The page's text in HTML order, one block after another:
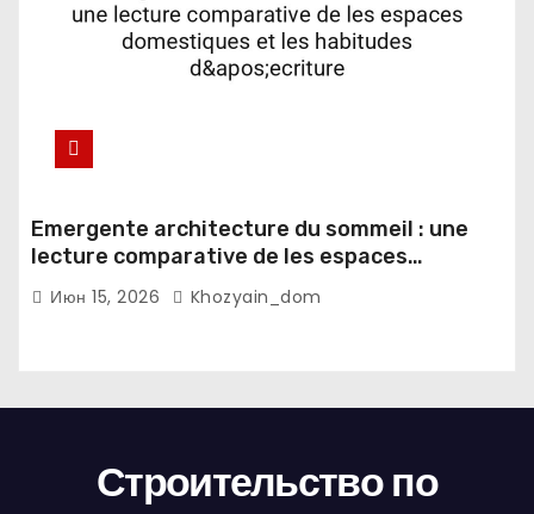
Emergente architecture du sommeil : une
lecture comparative de les espaces
domestiques et les habitudes d'ecriture
Июн 15, 2026 Khozyain_dom
Строительство по